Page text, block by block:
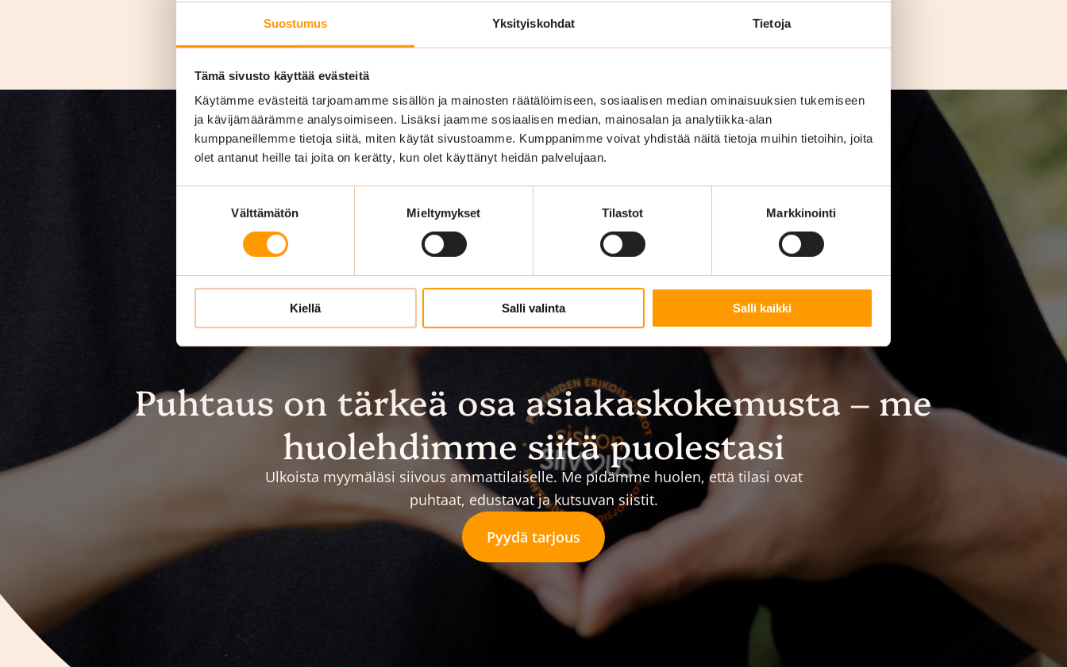
Suostumus Yksityiskohdat Tietoja
Tämä sivusto käyttää evästeitä
Käytämme evästeitä tarjoamamme sisällön ja mainosten räätälöimiseen, sosiaalisen median ominaisuuksien tukemiseen
ja kävijämäärämme analysoimiseen. Lisäksi jaamme sosiaalisen median, mainosalan ja analytiikka-alan
kumppaneillemme tietoja siitä, miten käytät sivustoamme. Kumppanimme voivat yhdistää näitä tietoja muihin tietoihin, joita
olet antanut heille tai joita on kerätty, kun olet käyttänyt heidän palvelujaan.
Välttämätön Mieltymykset Tilastot Markkinointi
Kiellä Salli valinta Salli kaikki
Puhtaus on tärkeä osa asiakaskokemusta – me
huolehdimme siitä puolestasi
Ulkoista myymäläsi siivous ammattilaiselle. Me pidämme huolen, että tilasi ovat
puhtaat, edustavat ja kutsuvan siistit.
Pyydä tarjous